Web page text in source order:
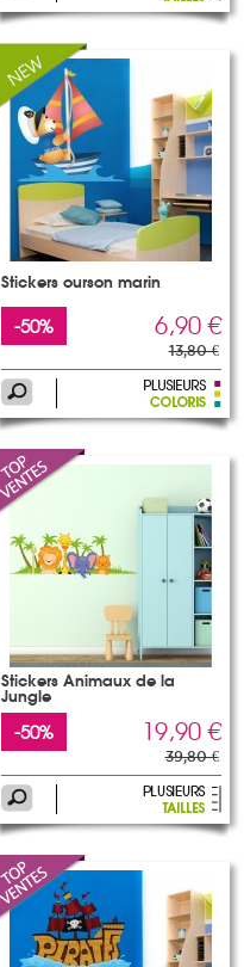
Stickers ourson marin
-50% 6,90 €
13,80 €
Stickers Animaux de la
Jungle
-50% 19,90 €
39,80 €